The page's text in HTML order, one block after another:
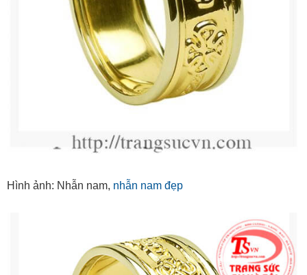
Hình ảnh: Nhẫn nam, nhẫn nam đẹp